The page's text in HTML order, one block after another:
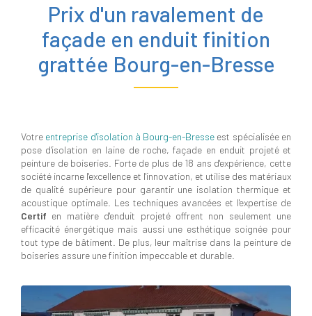
Prix d'un ravalement de
façade en enduit finition
grattée Bourg-en-Bresse
Votre entreprise d'isolation à Bourg-en-Bresse est spécialisée en
pose d'isolation en laine de roche, façade en enduit projeté et
peinture de boiseries. Forte de plus de 18 ans d'expérience, cette
société incarne l'excellence et l'innovation, et utilise des matériaux
de qualité supérieure pour garantir une isolation thermique et
acoustique optimale. Les techniques avancées et l'expertise de
Certif en matière d'enduit projeté offrent non seulement une
efficacité énergétique mais aussi une esthétique soignée pour
tout type de bâtiment. De plus, leur maîtrise dans la peinture de
boiseries assure une finition impeccable et durable.